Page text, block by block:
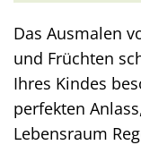
Das Ausmalen
und Früchten
Ihres Kindes
perfekten
Lebensraum